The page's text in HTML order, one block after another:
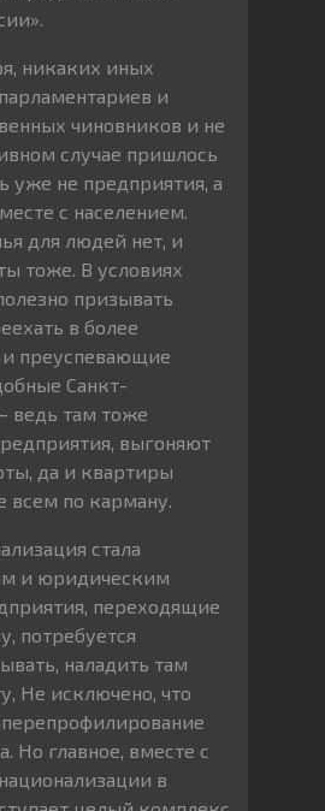
никаких иных
и
чиновников и не
случае пришлось
уже не предприятия, а
с населением.
для людей нет, и
тоже. В условиях
призывать
в более
преуспевающие
Санкт-
ведь там тоже
выгоняют
да и квартиры
всем по карману.
стала
и юридическим
переходящие
потребуется
наладить там
Не исключено, что
перепрофилирование
Но главное, вместе с
в